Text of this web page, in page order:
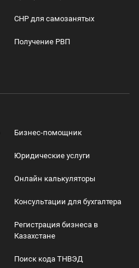
СНР для самозанятых
Получение РВП
Бизнес-помощник
Юридические услуги
Онлайн калькуляторы
Консультации для бухгалтера
Регистрация бизнеса в
Казахстане
Поиск кода ТНВЭД